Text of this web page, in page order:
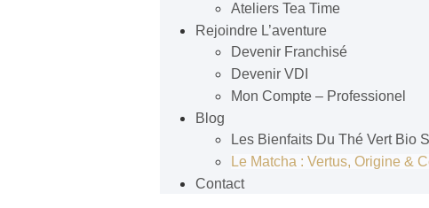
Ateliers Tea Time
Rejoindre L’aventure
Devenir Franchisé
Devenir VDI
Mon Compte – Professionel
Blog
Les Bienfaits Du Thé Vert Bio
Le Matcha : Vertus, Origine &
Contact